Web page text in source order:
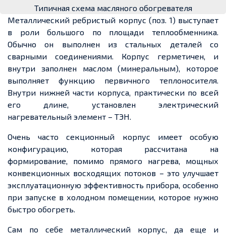
Типичная схема масляного обогревателя
Металлический ребристый корпус (поз. 1) выступает
в роли большого по площади теплообменника.
Обычно он выполнен из стальных деталей со
сварными соединениями. Корпус герметичен, и
внутри заполнен маслом (минеральным), которое
выполняет функцию первичного теплоносителя.
Внутри нижней части корпуса, практически по всей
его длине, установлен электрический
нагревательный элемент – ТЭН.
Очень часто секционный корпус имеет особую
конфигурацию, которая рассчитана на
формирование, помимо прямого нагрева, мощных
конвекционных восходящих потоков – это улучшает
эксплуатационную эффективность прибора, особенно
при запуске в холодном помещении, которое нужно
быстро обогреть.
Сам по себе металлический корпус, да еще и